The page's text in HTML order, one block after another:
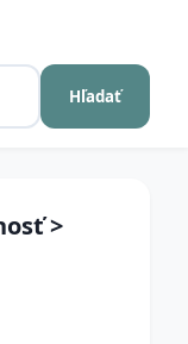
Hľadať
>